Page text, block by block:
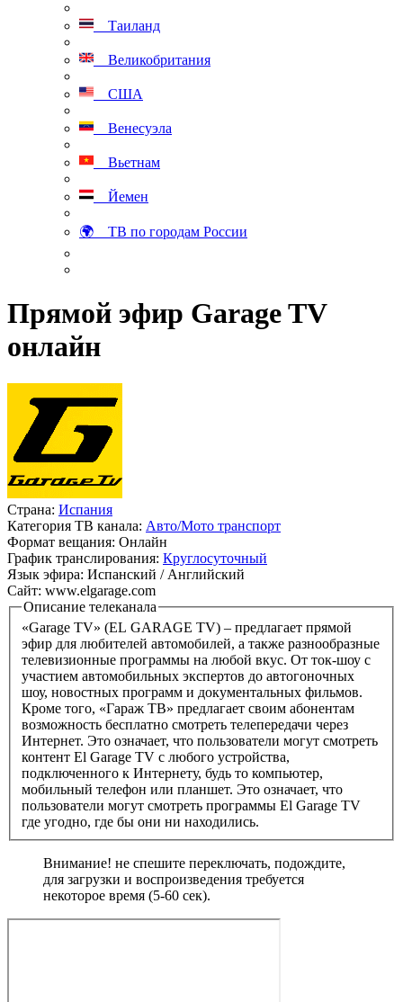
Таиланд
Великобритания
США
Венесуэла
Вьетнам
Йемен
🌍 ТВ по городам России
Прямой эфир Garage TV
онлайн
Страна: Испания
Категория ТВ канала: Авто/Мото транспорт
Формат вещания: Онлайн
График транслирования: Круглосуточный
Язык эфира: Испанский / Английский
Сайт: www.elgarage.com
Описание телеканала
«Garage TV» (EL GARAGE TV) – предлагает прямой
эфир для любителей автомобилей, а также разнообразные
телевизионные программы на любой вкус. От ток-шоу с
участием автомобильных экспертов до автогоночных
шоу, новостных программ и документальных фильмов.
Кроме того, «Гараж ТВ» предлагает своим абонентам
возможность бесплатно смотреть телепередачи через
Интернет. Это означает, что пользователи могут смотреть
контент El Garage TV с любого устройства,
подключенного к Интернету, будь то компьютер,
мобильный телефон или планшет. Это означает, что
пользователи могут смотреть программы El Garage TV
где угодно, где бы они ни находились.
Внимание! не спешите переключать, подождите,
для загрузки и воспроизведения требуется
некоторое время (5-60 сек).